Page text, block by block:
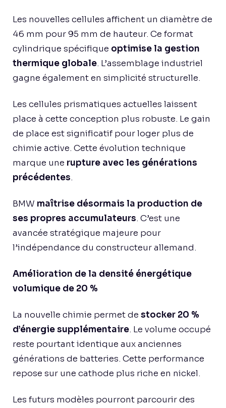
Les nouvelles cellules affichent un diamètre de
46 mm pour 95 mm de hauteur. Ce format
cylindrique spécifique optimise la gestion
thermique globale. L’assemblage industriel
gagne également en simplicité structurelle.
Les cellules prismatiques actuelles laissent
place à cette conception plus robuste. Le gain
de place est significatif pour loger plus de
chimie active. Cette évolution technique
marque une rupture avec les générations
précédentes.
BMW maîtrise désormais la production de
ses propres accumulateurs. C’est une
avancée stratégique majeure pour
l’indépendance du constructeur allemand.
Amélioration de la densité énergétique
volumique de 20 %
La nouvelle chimie permet de stocker 20 %
d’énergie supplémentaire. Le volume occupé
reste pourtant identique aux anciennes
générations de batteries. Cette performance
repose sur une cathode plus riche en nickel.
Les futurs modèles pourront parcourir des